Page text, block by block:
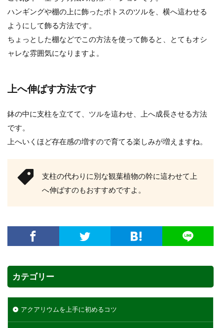
ハンギングや棚の上に飾ったポトスのツルを、横へ這わせる
ようにして飾る方法です。
ちょっとした棚などでこの方法を使って飾ると、とてもオシ
ャレな雰囲気になりますよ。
上へ伸ばす方法です
鉢の中に支柱を立てて、ツルを這わせ、上へ成長させる方法
です。
上へいくほど存在感の増すので育てる楽しみが増えますね。
支柱の代わりに別な観葉植物の幹に這わせて上
へ伸ばすのもおすすめですよ。
カテゴリー
アクアリウムを上手に初めるコツ